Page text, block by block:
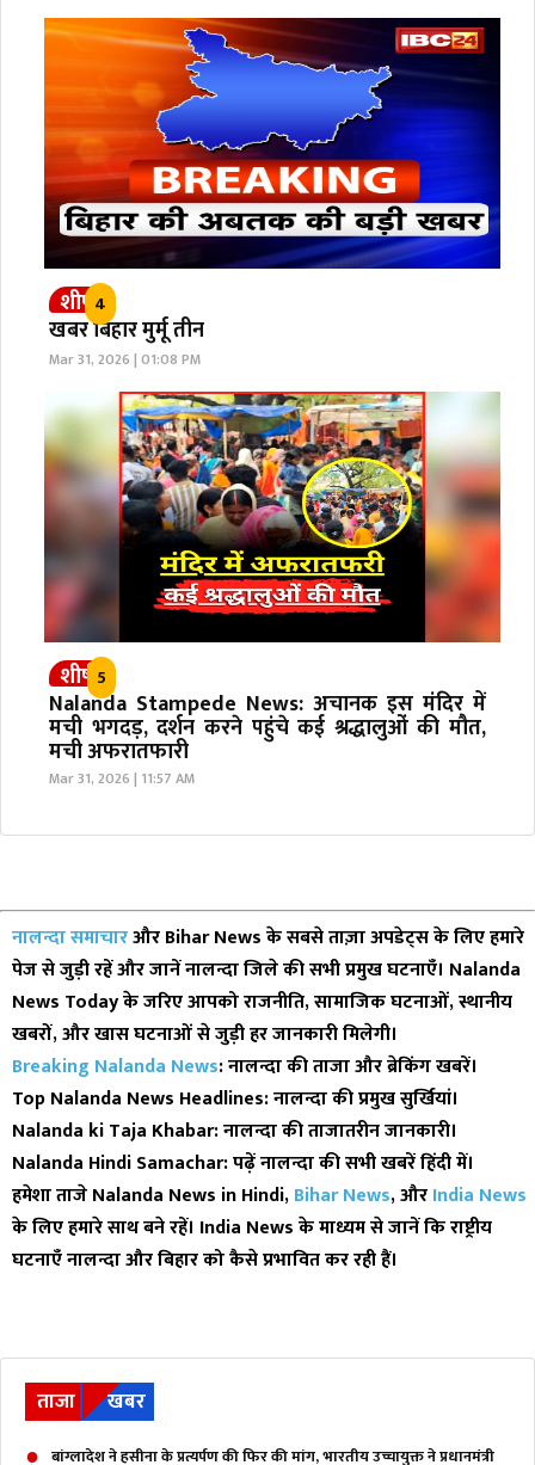
शीर्ष 4
खबर बिहार मुर्मू तीन
Mar 31, 2026 | 01:08 PM
शीर्ष 5
Nalanda Stampede News: अचानक इस मंदिर में
मची भगदड़, दर्शन करने पहुंचे कई श्रद्धालुओं की मौत,
मची अफरातफारी
Mar 31, 2026 | 11:57 AM
नालन्दा समाचारऔरBihar Newsके सबसे ताज़ा अपडेट्स के लिए हमारे
पेज से जुड़ी रहें और जानें नालन्दा जिले की सभी प्रमुख घटनाएँ। Nalanda
News Todayके जरिए आपको राजनीति, सामाजिक घटनाओं, स्थानीय
खबरों, और खास घटनाओं से जुड़ी हर जानकारी मिलेगी।
Breaking Nalanda News: नालन्दा की ताजा और ब्रेकिंग खबरें।
Top Nalanda News Headlines: नालन्दा की प्रमुख सुर्खियां।
Nalanda ki Taja Khabar: नालन्दा की ताजातरीन जानकारी।
Nalanda Hindi Samachar: पढ़ें नालन्दा की सभी खबरें हिंदी में।
हमेशा ताजेNalanda News in Hindi,Bihar News, औरIndia News
के लिए हमारे साथ बने रहें। India Newsके माध्यम से जानें कि राष्ट्रीय
घटनाएँ नालन्दा और बिहार को कैसे प्रभावित कर रही हैं।
ताजा खबर
बांग्लादेश ने हसीना के प्रत्यर्पण की फिर की मांग, भारतीय उच्चायुक्त ने प्रधानमंत्री